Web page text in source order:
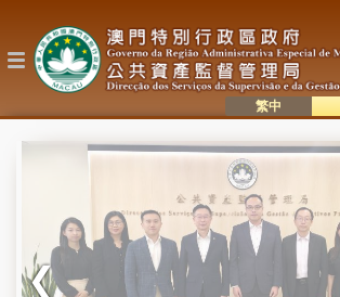
主
語系切換